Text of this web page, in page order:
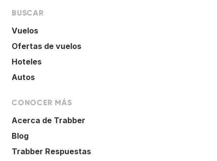
BUSCAR
Vuelos
Ofertas de vuelos
Hoteles
Autos
CONOCER MÁS
Acerca de Trabber
Blog
Trabber Respuestas